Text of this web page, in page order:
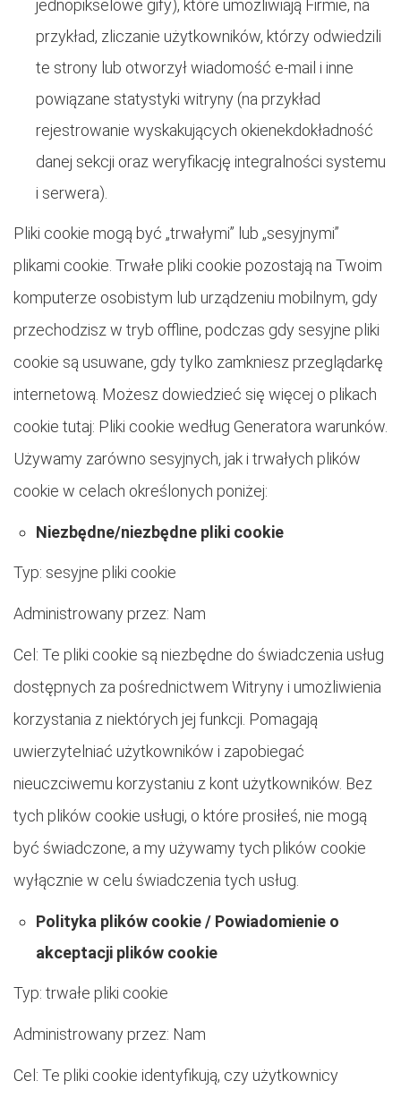
jednopikselowe gify), które umożliwiają Firmie, na
przykład, zliczanie użytkowników, którzy odwiedzili
te strony lub otworzył wiadomość e-mail i inne
powiązane statystyki witryny (na przykład
rejestrowanie wyskakujących okienekdokładność
danej sekcji oraz weryfikację integralności systemu
i serwera).
Pliki cookie mogą być „trwałymi” lub „sesyjnymi”
plikami cookie. Trwałe pliki cookie pozostają na Twoim
komputerze osobistym lub urządzeniu mobilnym, gdy
przechodzisz w tryb offline, podczas gdy sesyjne pliki
cookie są usuwane, gdy tylko zamkniesz przeglądarkę
internetową. Możesz dowiedzieć się więcej o plikach
cookie tutaj: Pliki cookie według Generatora warunków.
Używamy zarówno sesyjnych, jak i trwałych plików
cookie w celach określonych poniżej:
Niezbędne/niezbędne pliki cookie
Typ: sesyjne pliki cookie
Administrowany przez: Nam
Cel: Te pliki cookie są niezbędne do świadczenia usług
dostępnych za pośrednictwem Witryny i umożliwienia
korzystania z niektórych jej funkcji. Pomagają
uwierzytelniać użytkowników i zapobiegać
nieuczciwemu korzystaniu z kont użytkowników. Bez
tych plików cookie usługi, o które prosiłeś, nie mogą
być świadczone, a my używamy tych plików cookie
wyłącznie w celu świadczenia tych usług.
Polityka plików cookie / Powiadomienie o
akceptacji plików cookie
Typ: trwałe pliki cookie
Administrowany przez: Nam
Cel: Te pliki cookie identyfikują, czy użytkownicy